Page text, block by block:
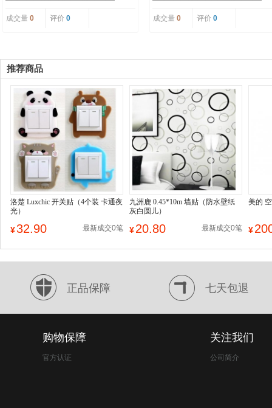
成交量 0 评价 0 成交量 0 评价 0
推荐商品
洛楚 Luxchic 开关贴（4个装 卡通夜
光）
¥32.90 最新成交0笔
九洲鹿 0.45*10m 墙贴（防水壁纸
灰白圆儿）
¥20.80 最新成交0笔
美的
¥
正品保障 七天包退
购物保障
官方认证
关注我们
公司简介